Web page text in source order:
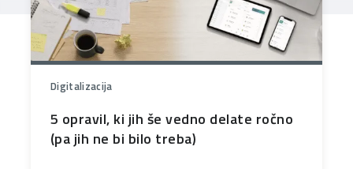
Digitalizacija
5 opravil, ki jih še vedno delate ročno
(pa jih ne bi bilo treba)